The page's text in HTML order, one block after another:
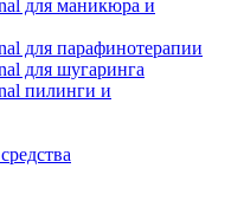
для маникюра и
для парафинотерапии
для шугаринга
пилинги и